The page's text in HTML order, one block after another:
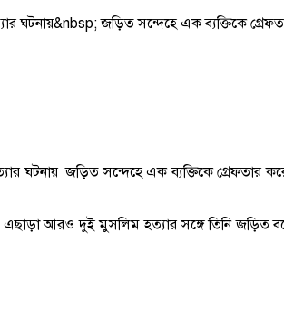
ঘটনায়&nbsp; জড়িত সন্দেহে এক ব্যক্তিকে
ঘটনায় জড়িত সন্দেহে এক ব্যক্তিকে
আরও দুই মুসলিম হত্যার সঙ্গে তিনি জড়িত